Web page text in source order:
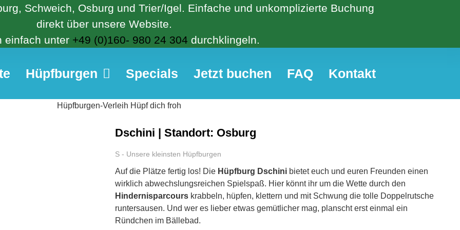
Schweich, Osburg und Trier/Igel. Einfache und unkomplizierte Buchung
direkt über unsere Website.
einfach unter +49 (0)160- 980 24 304 durchklingeln.
Hüpfburgen Specials Jetzt buchen FAQ Kontakt
Dschini | Standort: Osburg
S - Unsere kleinsten Hüpfburgen
Auf die Plätze fertig los! Die Hüpfburg Dschini bietet euch und euren Freunden einen
wirklich abwechslungsreichen Spielspaß. Hier könnt ihr um die Wette durch den
Hindernisparcours krabbeln, hüpfen, klettern und mit Schwung die tolle Doppelrutsche
runtersausen. Und wer es lieber etwas gemütlicher mag, planscht erst einmal ein
Ründchen im Bällebad.